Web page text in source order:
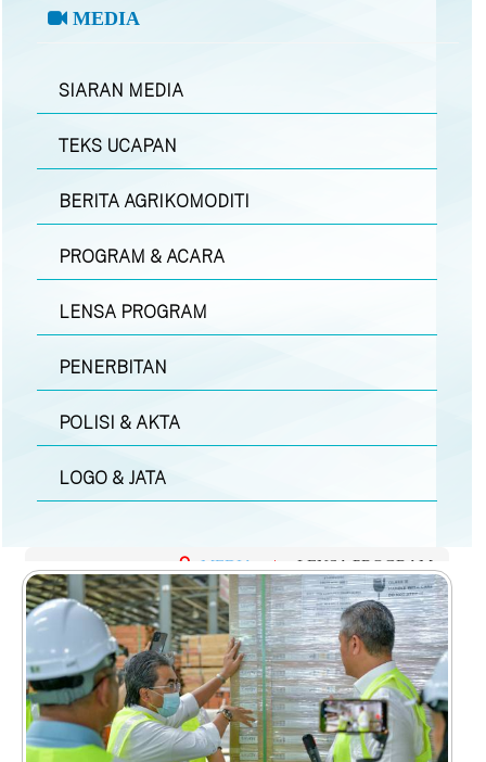
MEDIA
SIARAN MEDIA
TEKS UCAPAN
BERITA AGRIKOMODITI
PROGRAM & ACARA
LENSA PROGRAM
PENERBITAN
POLISI & AKTA
LOGO & JATA
MEDIA | LENSA PROGRAM